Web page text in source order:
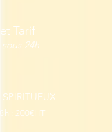
et Tarif
sous 24h
SPIRITUEUX
: 200€HT